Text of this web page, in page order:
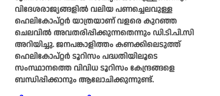
വിദേശരാജ്യങ്ങളിൽ വലിയ പണച്ചെലവുള്ള
ഹെലികോപ്റ്റർ യാത്രയാണ് വളരെ കുറഞ്ഞ
ചെലവിൽ അവതരിപ്പിക്കുന്നതെന്നും ഡി.ടി.പി.സി
അറിയിച്ചു. ജനപങ്കാളിത്തം കണക്കിലെടുത്ത്
ഹെലികോപ്റ്റർ ടൂറിസം പദ്ധതിയിലൂടെ
സംസ്ഥാനത്തെ വിവിധ ടൂറിസം കേന്ദ്രങ്ങളെ
ബന്ധിപ്പിക്കാനും ആലോചിക്കുന്നുണ്ട്.